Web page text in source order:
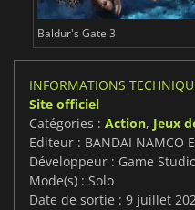
Baldur's Gate 3
INFORMATIONS
Site officiel
Catégories : Action, Jeux
Editeur : BANDAI NAMCO
Développeur : Game
Mode(s) : Solo
Date de sortie : 9 juillet